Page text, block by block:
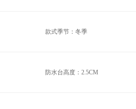
款式季节：冬季
防水台高度：2.5CM